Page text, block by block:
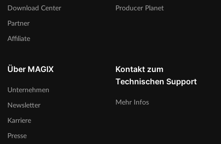
Download Center
Partner
Affiliate
Producer Planet
Über MAGIX
Unternehmen
Newsletter
Karriere
Presse
Kontakt zum
Technischen Support
Mehr Infos